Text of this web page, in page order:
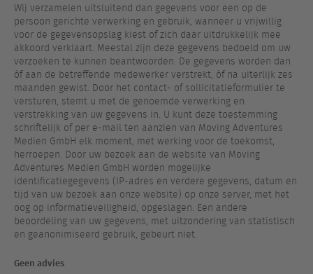
Wij verzamelen uitsluitend dan gegevens voor een op de
persoon gerichte verwerking en gebruik, wanneer u vrijwillig
voor de gegevensopslag kiest of zich daar uitdrukkelijk mee
akkoord verklaart. Meestal zijn deze gegevens bedoeld om uw
verzoeken te kunnen beantwoorden. De gegevens worden dan
òf aan de betreffende medewerker verstrekt, òf na uiterlijk zes
maanden gewist. Door het contact- of sollicitatieformulier te
versturen, stemt u met de genoemde verwerking en
verstrekking van uw gegevens in. U kunt deze toestemming
schriftelijk of per e-mail ten aanzien van Moving Adventures
Medien GmbH elk moment, met werking voor de toekomst,
herroepen. Door uw bezoek aan de website van Moving
Adventures Medien GmbH worden mogelijke
identificatiegegevens (IP-adres en verdere gegevens, datum en
tijd van uw bezoek aan onze website) op onze server, met het
oog op informatieveiligheid, opgeslagen. Een andere
beoordeling van uw gegevens, met uitzondering van statistisch
en geanonimiseerd gebruik, gebeurt niet.
Geen advies